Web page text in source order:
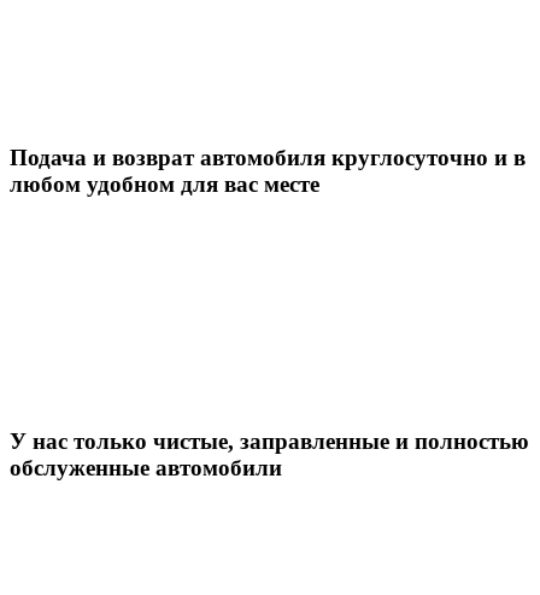
Подача и возврат автомобиля круглосуточно и в
любом удобном для вас месте
У нас только чистые, заправленные и полностью
обслуженные автомобили